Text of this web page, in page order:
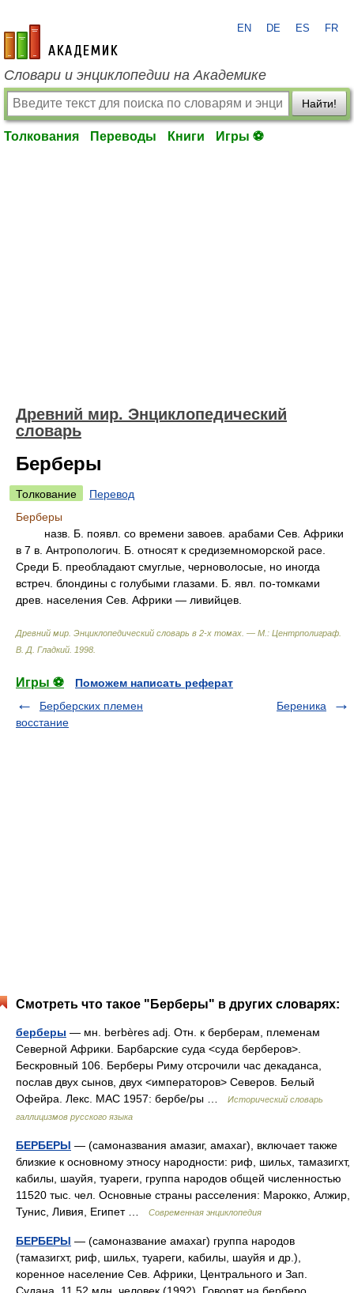
academic.ru
EN DE ES FR
Словари и энциклопедии на Академике
Найти!
Толкования Переводы Книги Игры ⚽
Древний мир. Энциклопедический
словарь
Берберы
Толкование
Перевод
Берберы
назв. Б. появл. со времени завоев. арабами Сев. Африки
в 7 в. Антропологич. Б. относят к средиземноморской расе.
Среди Б. преобладают смуглые, черноволосые, но иногда
встреч. блондины с голубыми глазами. Б. явл. по-томками
древ. населения Сев. Африки — ливийцев.
Древний мир. Энциклопедический словарь в 2-х томах. — М.: Центрполиграф
В. Д. Гладкий 1998
Игры ⚽
Поможем написать реферат
Берберских племен
восстание
Береника
Смотреть что такое "Берберы" в других словарях:
берберы — мн. berbères adj. Отн. к берберам, племенам
Северной Африки. Барбарские суда <суда берберов>.
Бескровный 106. Берберы Риму отсрочили час декаданса,
послав двух сынов, двух <императоров> Северов. Белый
Офейра. Лекс. МАС 1957: бербе/ры …
Исторический словарь
галлицизмов русского языка
БЕРБЕРЫ — (самоназвания амазиг, амахаг), включает также
близкие к основному этносу народности: риф, шильх, тамазигхт,
кабилы, шауйя, туареги, группа народов общей численностью
11520 тыс. чел. Основные страны расселения: Марокко, Алжир,
Тунис, Ливия, Египет …
Современная энциклопедия
БЕРБЕРЫ — (самоназвание амахаг) группа народов
(тамазигхт, риф, шильх, туареги, кабилы, шауйя и др.),
коренное население Сев. Африки, Центрального и Зап.